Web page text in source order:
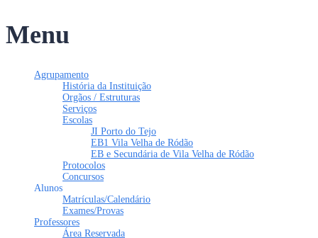
Menu
Agrupamento
História da Instituição
Orgãos / Estruturas
Serviços
Escolas
JI Porto do Tejo
EB1 Vila Velha de Ródão
EB e Secundária de Vila Velha de Ródão
Protocolos
Concursos
Alunos
Matrículas/Calendário
Exames/Provas
Professores
Área Reservada